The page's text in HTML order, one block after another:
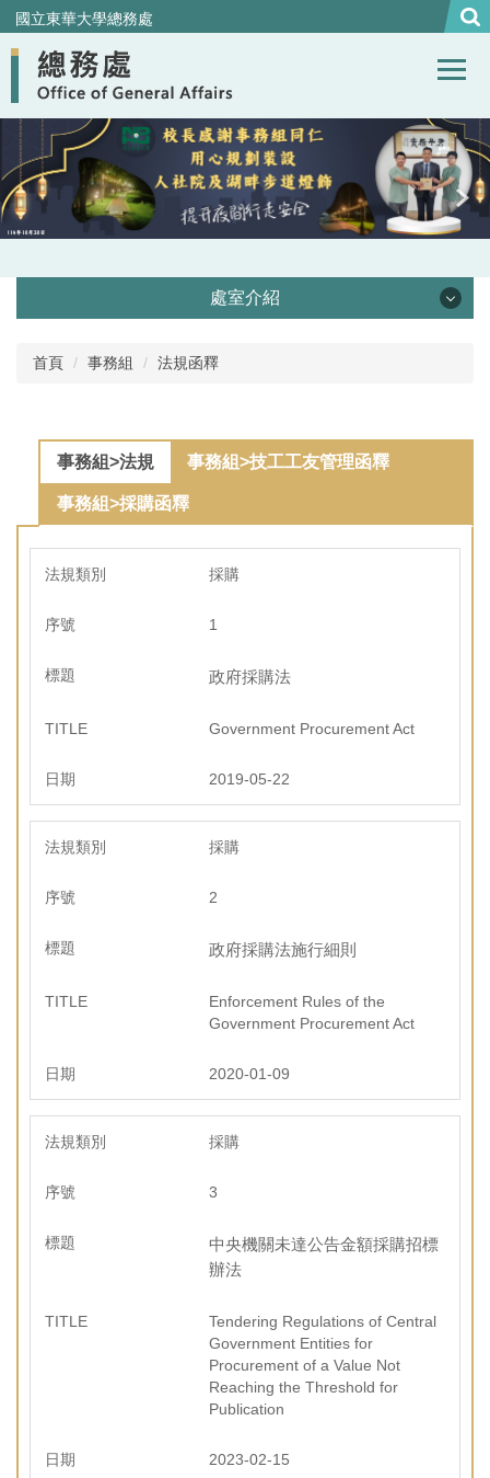
跳
到
主
內
容
區
國立東華大學總務處
處室介紹
處本部
營繕組
環境保護組
經營保管組
出納組
文書組
校級委員會
相片集錦
總務處表單下載
首頁 事務組 法規函釋
事務組>法規 事務組>技工工友管理函釋
事務組>採購函釋
採購
1
政府採購法
Government Procurement Act
2019-05-22
採購
2
政府採購法施行細則
Enforcement Rules of the
Government Procurement Act
2020-01-09
採購
3
中央機關未達公告金額採購招標
辦法
Tendering Regulations of Central
Government Entities for
Procurement of a Value Not
Reaching the Threshold for
Publication
2023-02-15